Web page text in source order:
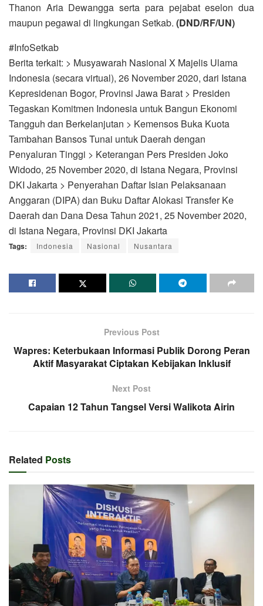
Thanon Aria Dewangga serta para pejabat eselon dua
maupun pegawai di lingkungan Setkab. (DND/RF/UN)
#InfoSetkab
Berita terkait: > Musyawarah Nasional X Majelis Ulama
Indonesia (secara virtual), 26 November 2020, dari Istana
Kepresidenan Bogor, Provinsi Jawa Barat > Presiden
Tegaskan Komitmen Indonesia untuk Bangun Ekonomi
Tangguh dan Berkelanjutan > Kemensos Buka Kuota
Tambahan Bansos Tunai untuk Daerah dengan
Penyaluran Tinggi > Keterangan Pers Presiden Joko
Widodo, 25 November 2020, di Istana Negara, Provinsi
DKI Jakarta > Penyerahan Daftar Isian Pelaksanaan
Anggaran (DIPA) dan Buku Daftar Alokasi Transfer Ke
Daerah dan Dana Desa Tahun 2021, 25 November 2020,
di Istana Negara, Provinsi DKI Jakarta
Tags: Indonesia Nasional Nusantara
Previous Post
Wapres: Keterbukaan Informasi Publik Dorong Peran
Aktif Masyarakat Ciptakan Kebijakan Inklusif
Next Post
Capaian 12 Tahun Tangsel Versi Walikota Airin
Related Posts